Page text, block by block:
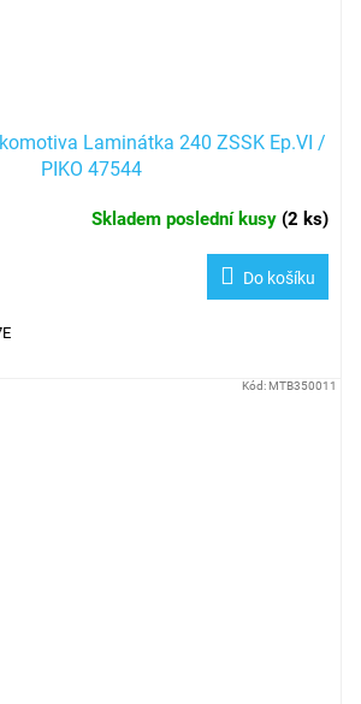
Laminátka 240 ZSSK Ep.VI /
PIKO 47544
Skladem poslední kusy (2 ks)
Do košíku
Kód:MTB350011